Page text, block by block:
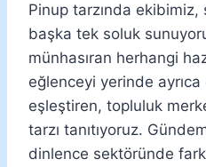
Pinup tarzında ekibimiz,
başka tek soluk
münhasıran herhangi
eğlenceyi yerinde ayrıca
eşleştiren, topluluk
tarzı tanıtıyoruz.
dinlence sektöründe